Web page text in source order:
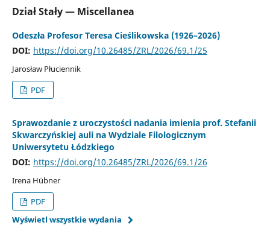
Dział Stały — Miscellanea
Odeszła Profesor Teresa Cieślikowska (1926–2026)
DOI: https://doi.org/10.26485/ZRL/2026/69.1/25
Jarosław Płuciennik
PDF
Sprawozdanie z uroczystości nadania imienia prof. Stefanii
Skwarczyńskiej auli na Wydziale Filologicznym
Uniwersytetu Łódzkiego
DOI: https://doi.org/10.26485/ZRL/2026/69.1/26
Irena Hübner
PDF
Wyświetl wszystkie wydania